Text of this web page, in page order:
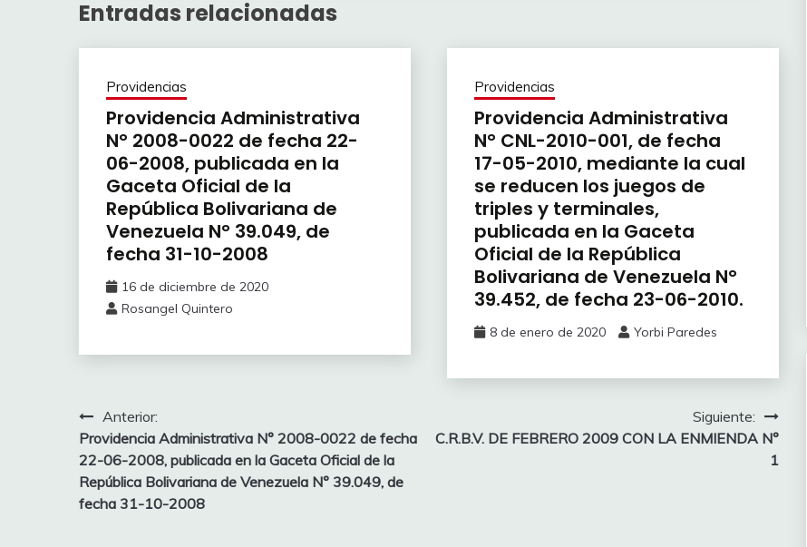
Entradas relacionadas
Providencias
Providencia Administrativa
N° 2008-0022 de fecha 22-
06-2008, publicada en la
Gaceta Oficial de la
República Bolivariana de
Venezuela N° 39.049, de
fecha 31-10-2008
16 de diciembre de 2020
Rosangel Quintero
Providencias
Providencia Administrativa
N° CNL-2010-001, de fecha
17-05-2010, mediante la cual
se reducen los juegos de
triples y terminales,
publicada en la Gaceta
Oficial de la República
Bolivariana de Venezuela N°
39.452, de fecha 23-06-2010.
8 de enero de 2020 Yorbi Paredes
Anterior:
Providencia Administrativa N° 2008-0022 de fecha
22-06-2008, publicada en la Gaceta Oficial de la
República Bolivariana de Venezuela N° 39.049, de
fecha 31-10-2008
Siguiente:
C.R.B.V. DE FEBRERO 2009 CON LA ENMIENDA N°
1